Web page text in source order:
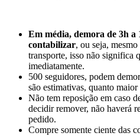
Em média, demora de 3h a
contabilizar, ou seja,
transporte, isso não significa
imediatamente.
500 seguidores, podem
são estimativas, quanto
Não tem reposição em caso
decidir remover, não haverá
pedido.
Compre somente ciente das